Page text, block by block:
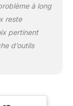
avec
de
Il
tâches,
à long
reste
pertinent
d’outils